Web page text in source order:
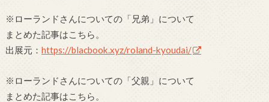
※ローランドさんについての「兄弟」について
まとめた記事はこちら。
出展元： https://blacbook.xyz/roland-kyoudai/
※ローランドさんについての「父親」について
まとめた記事はこちら。